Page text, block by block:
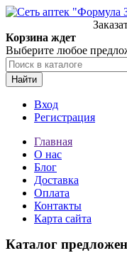
Корзина ждет
Выберите любое
Найти
Вход
Регистрация
Главная
О нас
Блог
Доставка
Оплата
Контакты
Карта сайта
Каталог